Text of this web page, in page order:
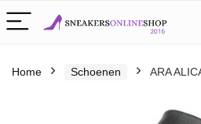
Home Schoenen ARA